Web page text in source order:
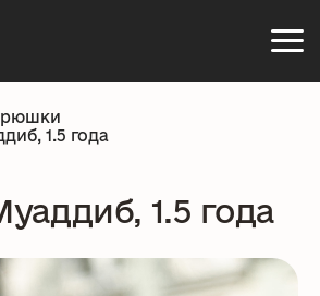
1.5 года
1.5 года